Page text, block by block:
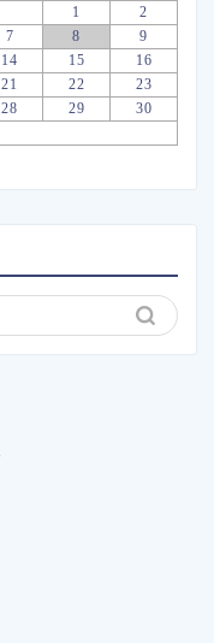
1
2
7 8
9
14 15
16
21 22
23
28 29
30